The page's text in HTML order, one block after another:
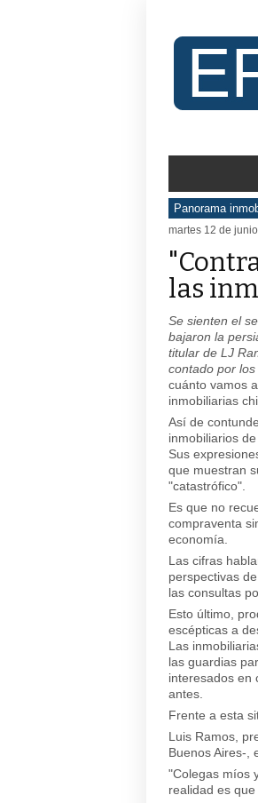
Panorama
martes 12 de
las
Se sienten el
bajaron la
titular de LJ
contado por los
cuánto vamos
inmobiliarias
Así de
inmobiliarios de
Sus
que muestran
"catastrófico".
Es que no
compraventa
economía.
Las cifras
perspectivas
las consultas
Esto último,
escépticas a
Las
las guardias
interesados en
antes.
Frente a esta
Luis Ramos,
Buenos Aires-,
"Colegas míos
realidad es